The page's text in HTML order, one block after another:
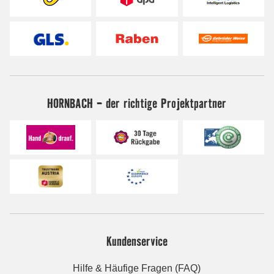
HORNBACH - der richtige Projektpartner
Kundenservice
Hilfe & Häufige Fragen (FAQ)